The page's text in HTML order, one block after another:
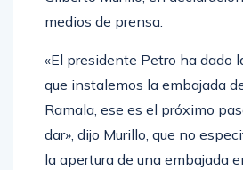
medios de prensa.
«El presidente Petro ha dado
que instalemos la embajada
Ramala, ese es el próximo
dar», dijo Murillo, que no
la apertura de una embajada